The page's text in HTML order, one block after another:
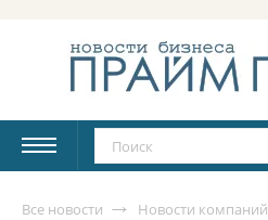
Все новости Новости компаний